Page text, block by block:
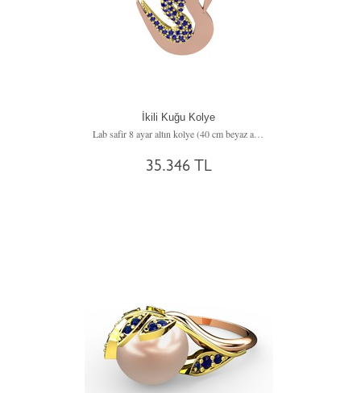
İkili Kuğu Kolye
Lab safir 8 ayar altın kolye (40 cm beyaz altın rolo zincir)
35.346 TL